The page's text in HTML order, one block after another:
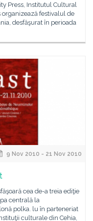
Press, Institutul Cultural
festivalul de
desfăşurat în perioada
9 Nov 2010 - 21 Nov 2010
cea de-a treia ediţie
centrală la
polka. lu în parteneriat
culturale din Cehia,